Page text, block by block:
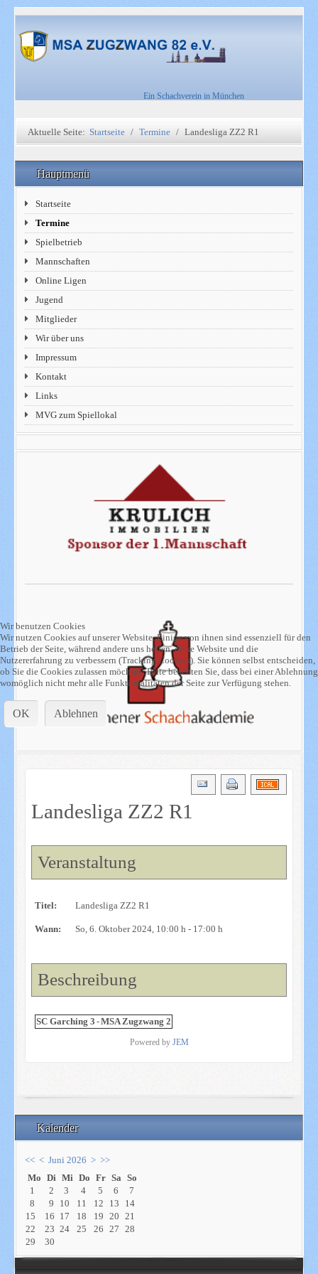
Ein Schachverein in München
Aktuelle Seite: Startseite Termine Landesliga ZZ2 R1
Hauptmenü
Startseite
Termine
Spielbetrieb
Mannschaften
Online Ligen
Jugend
Mitglieder
Wir über uns
Impressum
Kontakt
Links
MVG zum Spiellokal
Kalender
<< < Juni 2026 > >>
Mo Di Mi Do Fr Sa So
1
2 3 4 5 6
7
8
9 10 11 12 13
14
15
16 17 18 19 20
21
22
23 24 25 26 27
28
29
30
Landesliga ZZ2 R1
Veranstaltung
Titel: Landesliga ZZ2 R1
Wann: So, 6. Oktober 2024, 10:00 h - 17:00 h
Beschreibung
SC Garching 3 -MSA Zugzwang 2
Powered by JEM
Wir benutzen Cookies
Wir nutzen Cookies auf unserer Website. Einige von ihnen sind essenziell für den
Betrieb der Seite, während andere uns helfen, diese Website und die
Nutzererfahrung zu verbessern (Tracking Cookies). Sie können selbst entscheiden,
ob Sie die Cookies zulassen möchten. Bitte beachten Sie, dass bei einer Ablehnung
womöglich nicht mehr alle Funktionalitäten der Seite zur Verfügung stehen.
OK Ablehnen